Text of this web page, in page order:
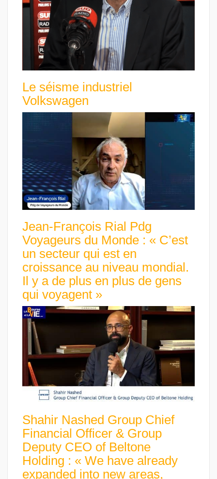
Le séisme industriel
Volkswagen
Jean-François Rial Pdg
Voyageurs du Monde : « C’est
un secteur qui est en
croissance au niveau mondial.
Il y a de plus en plus de gens
qui voyagent »
Shahir Nashed Group Chief
Financial Officer & Group
Deputy CEO of Beltone
Holding : « We have already
expanded into new areas,